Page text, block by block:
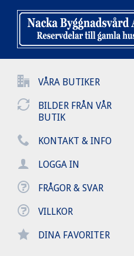
VÅRA BUTIKER
BILDER FRÅN VÅR
BUTIK
KONTAKT & INFO
LOGGA IN
FRÅGOR & SVAR
VILLKOR
DINA FAVORITER